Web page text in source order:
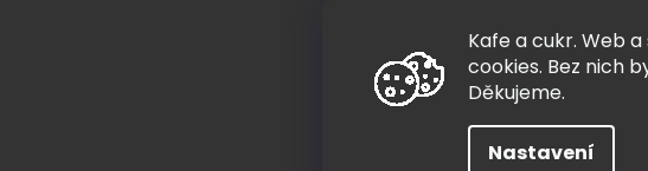
Kafe a cukr. Web
cookies. Bez nich
Děkujeme.
Nastavení